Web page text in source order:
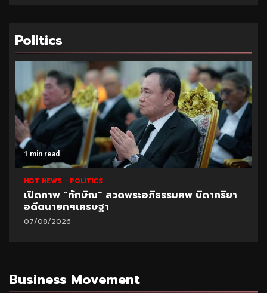
Politics
1 min read
HOT NEWS POLITICS
เปิดภาพ “ทักษิณ” สวดพระอภิธรรมศพ บิดาภริยา
อดีตนายกฯเศรษฐา
07/08/2026
Business Movement